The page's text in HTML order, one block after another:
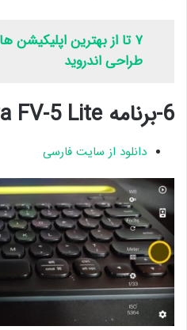
۷ تا از بهترین
طراحی اندروید
6-برنامه Camera FV-5 Lite
دانلود از سایت فارسی